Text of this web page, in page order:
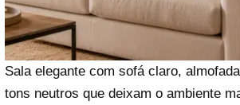
Sala elegante com sofá claro,
tons neutros que deixam o ambiente